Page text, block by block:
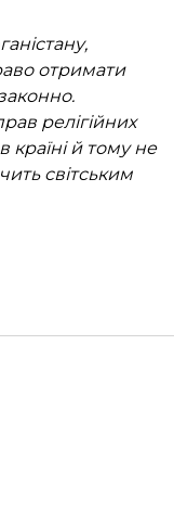
отримати
релігійних
й тому не
світським